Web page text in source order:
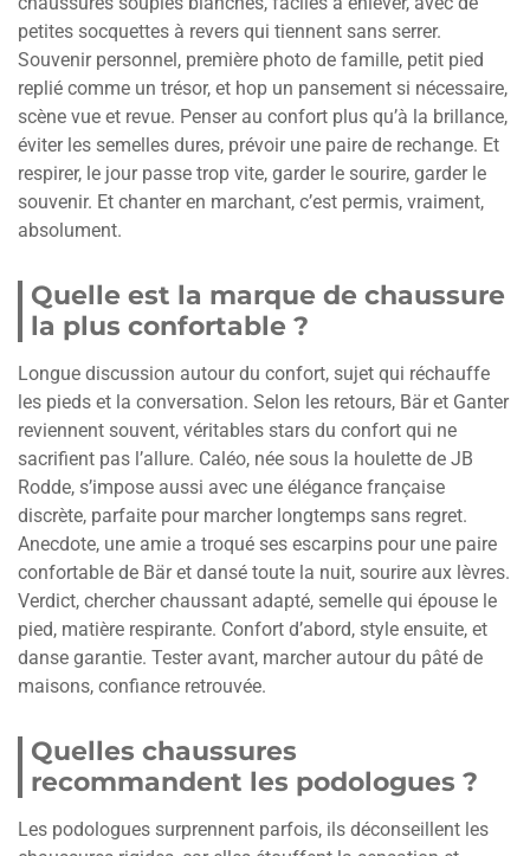
petites socquettes à revers qui tiennent sans serrer.
Souvenir personnel, première photo de famille, petit pied
replié comme un trésor, et hop un pansement si nécessaire,
scène vue et revue. Penser au confort plus qu’à la brillance,
éviter les semelles dures, prévoir une paire de rechange. Et
respirer, le jour passe trop vite, garder le sourire, garder le
souvenir. Et chanter en marchant, c’est permis, vraiment,
absolument.
Quelle est la marque de chaussure
la plus confortable ?
Longue discussion autour du confort, sujet qui réchauffe
les pieds et la conversation. Selon les retours, Bär et Ganter
reviennent souvent, véritables stars du confort qui ne
sacrifient pas l’allure. Caléo, née sous la houlette de JB
Rodde, s’impose aussi avec une élégance française
discrète, parfaite pour marcher longtemps sans regret.
Anecdote, une amie a troqué ses escarpins pour une paire
confortable de Bär et dansé toute la nuit, sourire aux lèvres.
Verdict, chercher chaussant adapté, semelle qui épouse le
pied, matière respirante. Confort d’abord, style ensuite, et
danse garantie. Tester avant, marcher autour du pâté de
maisons, confiance retrouvée.
Quelles chaussures
recommandent les podologues ?
Les podologues surprennent parfois, ils déconseillent les